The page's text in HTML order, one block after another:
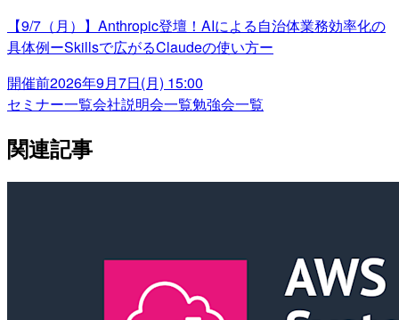
【9/7（月）】Anthropic登壇！AIによる自治体業務効率化の
具体例ーSkillsで広がるClaudeの使い方ー
開催前2026年9月7日(月) 15:00
セミナー一覧会社説明会一覧勉強会一覧
関連記事